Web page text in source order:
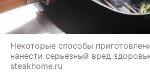
Некоторые способы
нанести серьезный вред
steakhome.ru